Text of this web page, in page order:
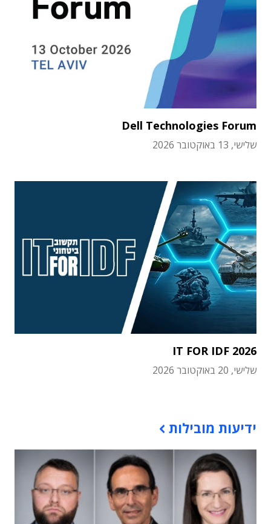
Dell Technologies Forum
שלישי, 13 באוקטובר 2026
IT FOR IDF 2026
שלישי, 20 באוקטובר 2026
ידיעות מובילות